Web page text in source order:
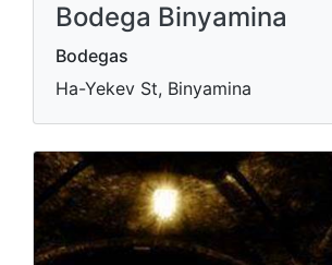
Bodega Binyamina
Bodegas
Ha-Yekev St, Binyamina